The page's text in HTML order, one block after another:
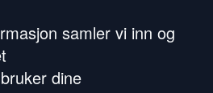
samler vi inn og
dine